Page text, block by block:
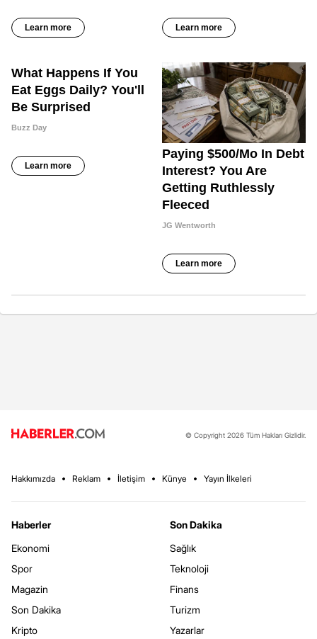
© Copyright 2026 Tüm Hakları Gizlidir.
Hakkımızda Reklam İletişim Künye Yayın İlkeleri
Haberler
Ekonomi
Spor
Magazin
Son Dakika
Kripto
Son Dakika
Sağlık
Teknoloji
Finans
Turizm
Yazarlar